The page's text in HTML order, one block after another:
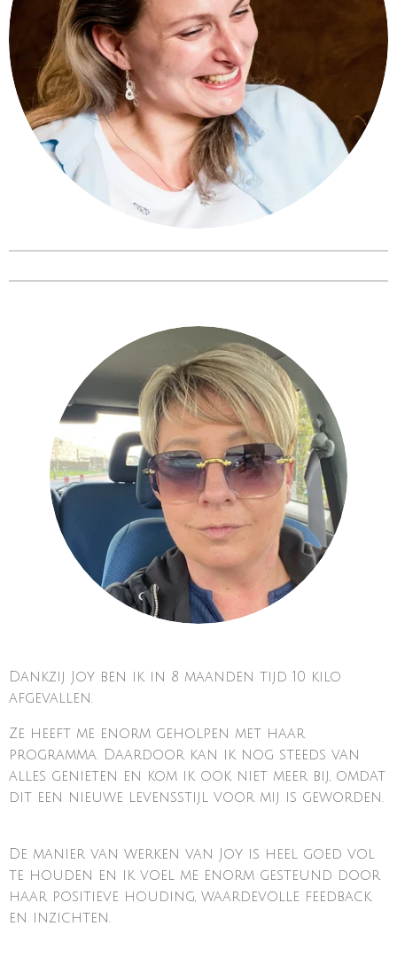
Dankzij Joy ben ik in 8 maanden tijd 10 kilo
afgevallen.
Ze heeft me enorm geholpen met haar
programma. Daardoor kan ik nog steeds van
alles genieten en kom ik ook niet meer bij, omdat
dit een nieuwe levensstijl voor mij is geworden.
De manier van werken van Joy is heel goed vol
te houden en ik voel me enorm gesteund door
haar positieve houding, waardevolle feedback
en inzichten.